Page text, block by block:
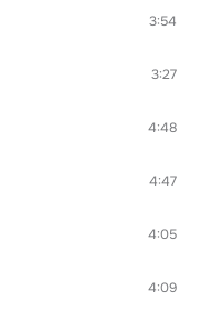
3:54
3:27
4:48
4:47
4:05
4:09